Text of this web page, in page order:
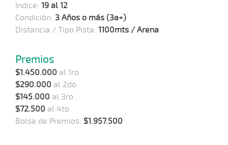
Indice: 19 al 12
Condición: 3 Años o más (3a+)
Distancia / Tipo Pista: 1100mts / Arena
Premios
$1.450.000 al 1ro
$290.000 al 2do
$145.000 al 3ro
$72.500 al 4to
Bolsa de Premios: $1.957.500